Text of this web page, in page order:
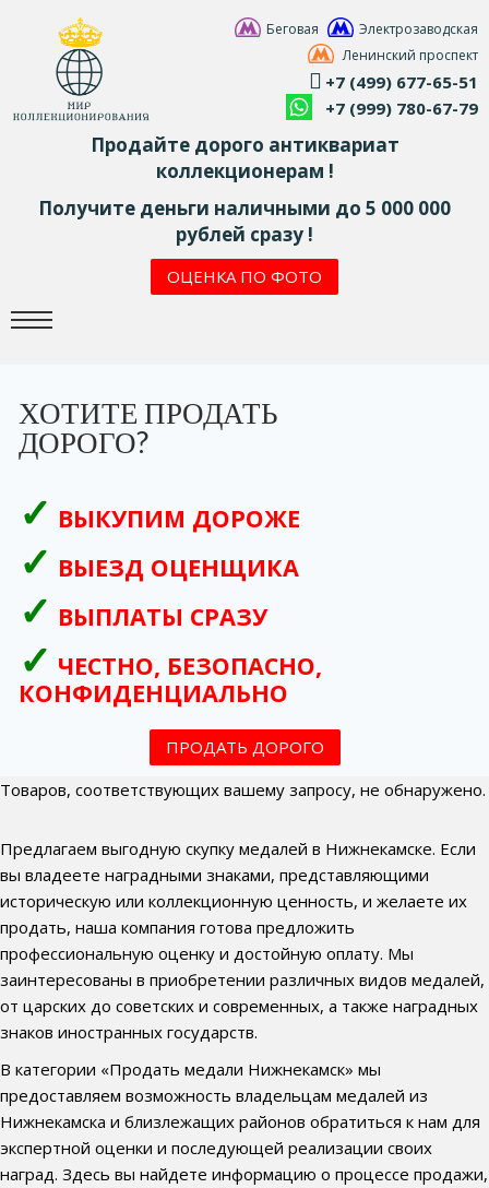
Беговая
Электрозаводская
Ленинский проспект
+7 (499) 677-65-51
+7 (999) 780-67-79
Продайте дорого антиквариат
коллекционерам !
Получите деньги наличными до 5 000 000
рублей сразу !
ОЦЕНКА ПО ФОТО
ХОТИТЕ ПРОДАТЬ
ДОРОГО?
ВЫКУПИМ ДОРОЖЕ
ВЫЕЗД ОЦЕНЩИКА
ВЫПЛАТЫ СРАЗУ
ЧЕСТНО, БЕЗОПАСНО,
КОНФИДЕНЦИАЛЬНО
ПРОДАТЬ ДОРОГО
Товаров, соответствующих вашему запросу, не обнаружено.
Предлагаем выгодную скупку медалей в Нижнекамске. Если
вы владеете наградными знаками, представляющими
историческую или коллекционную ценность, и желаете их
продать, наша компания готова предложить
профессиональную оценку и достойную оплату. Мы
заинтересованы в приобретении различных видов медалей,
от царских до советских и современных, а также наградных
знаков иностранных государств.
В категории «Продать медали Нижнекамск» мы
предоставляем возможность владельцам медалей из
Нижнекамска и близлежащих районов обратиться к нам для
экспертной оценки и последующей реализации своих
наград. Здесь вы найдете информацию о процессе продажи,